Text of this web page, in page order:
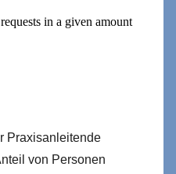
Praxisanleitende
von Personen